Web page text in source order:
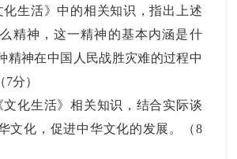
化生活》中的相关知识，指出上述
精神，这一精神的基本内涵是什
精神在中国人民战胜灾难的过程中
分）
文化生活》相关知识，结合实际谈
文化，促进中华文化的发展。（8